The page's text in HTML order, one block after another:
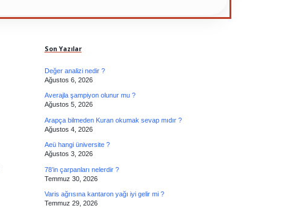
Son Yazılar
Değer analizi nedir ?
Ağustos 6, 2026
Averajla şampiyon olunur mu ?
Ağustos 5, 2026
Arapça bilmeden Kuran okumak sevap mıdır ?
Ağustos 4, 2026
Aeü hangi üniversite ?
Ağustos 3, 2026
78’in çarpanları nelerdir ?
Temmuz 30, 2026
Varis ağrısına kantaron yağı iyi gelir mi ?
Temmuz 29, 2026